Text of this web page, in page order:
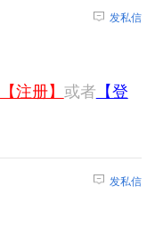
发私信
【注册】 或者 【登
发私信